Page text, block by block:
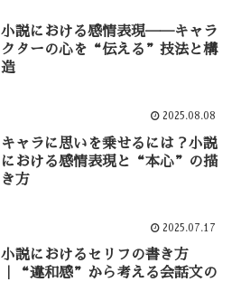
小説における感情表現──キャラ
クターの心を“伝える”技法と構
造
2025.08.08
キャラに思いを乗せるには？小説
における感情表現と“本心”の描
き方
2025.07.17
小説におけるセリフの書き方
｜“違和感”から考える会話文の